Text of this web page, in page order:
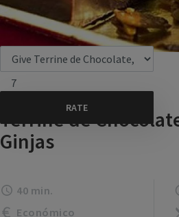
7
Terrine de
Ginjas
40 min.
Económico